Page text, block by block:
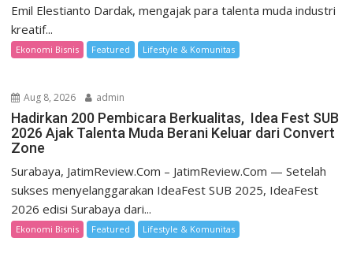
Emil Elestianto Dardak, mengajak para talenta muda industri
kreatif...
Ekonomi Bisnis Featured Lifestyle & Komunitas
Aug 8, 2026 admin
Hadirkan 200 Pembicara Berkualitas, Idea Fest SUB
2026 Ajak Talenta Muda Berani Keluar dari Convert
Zone
Surabaya, JatimReview.Com – JatimReview.Com — Setelah
sukses menyelanggarakan IdeaFest SUB 2025, IdeaFest
2026 edisi Surabaya dari...
Ekonomi Bisnis Featured Lifestyle & Komunitas